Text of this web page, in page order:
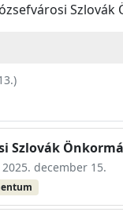
)
Szlovák
december 15.